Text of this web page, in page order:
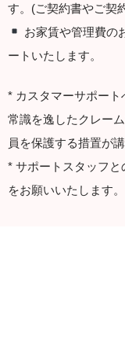
す。(ご契約書やご契
お家賃や管理費の
ートいたします。
* カスタマーサポート
常識を逸したクレー
員を保護する措置が
* サポートスタッフ
をお願いいたします。